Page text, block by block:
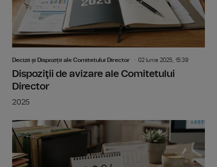
Decizii și Dispoziții ale Comitetului Director 02 Iunie 2025, 15:39
Dispoziţii de avizare ale Comitetului
Director
2025